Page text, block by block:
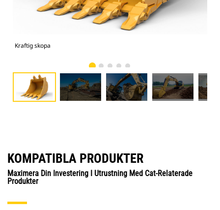
Kraftig skopa
KOMPATIBLA PRODUKTER
Maximera Din Investering I Utrustning Med Cat-Relaterade
Produkter